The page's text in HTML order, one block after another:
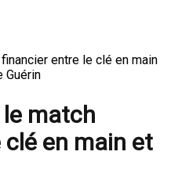
entre le clé en main
Guérin
le match
en main et